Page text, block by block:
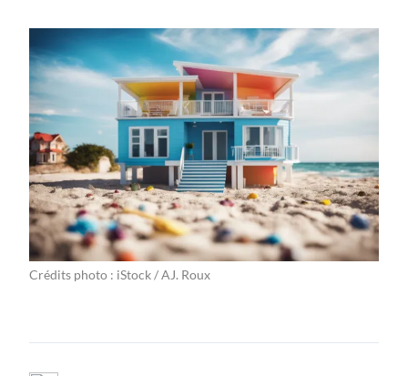
Crédits photo : iStock / AJ. Roux